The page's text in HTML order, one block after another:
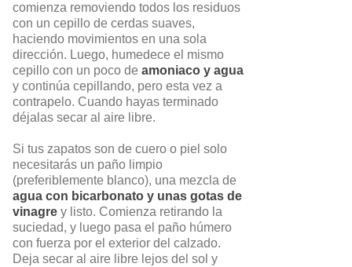
comienza removiendo todos los residuos
con un cepillo de cerdas suaves,
haciendo movimientos en una sola
dirección. Luego, humedece el mismo
cepillo con un poco de amoniaco y agua
y continúa cepillando, pero esta vez a
contrapelo. Cuando hayas terminado
déjalas secar al aire libre.
Si tus zapatos son de cuero o piel solo
necesitarás un paño limpio
(preferiblemente blanco), una mezcla de
agua con bicarbonato y unas gotas de
vinagre y listo. Comienza retirando la
suciedad, y luego pasa el paño húmero
con fuerza por el exterior del calzado.
Deja secar al aire libre lejos del sol y